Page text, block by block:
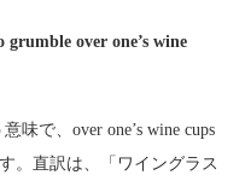
grumble over one’s wine
味で、over one’s wine cups
。直訳は、「ワイングラス